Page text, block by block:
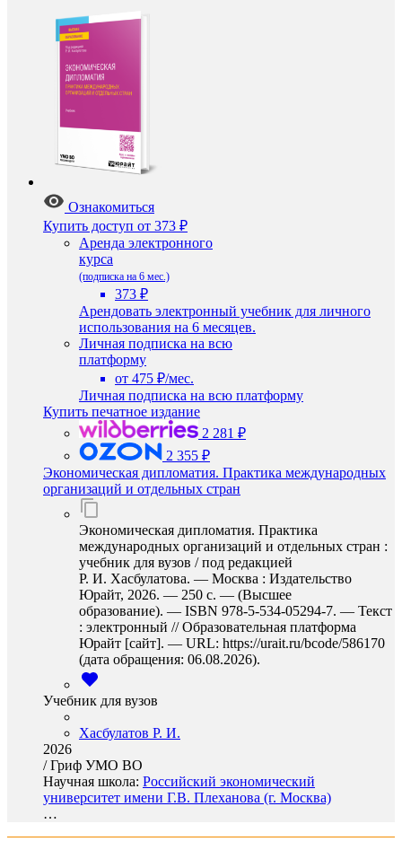
Ознакомиться
Купить доступ от 373 ₽
Аренда электронного
курса
(подписка на 6 мес.)
373 ₽
Арендовать электронный учебник для личного
использования на 6 месяцев.
Личная подписка на всю
платформу
от 475 ₽/мес.
Личная подписка на всю платформу
Купить печатное издание
2 281 ₽
2 355 ₽
Экономическая дипломатия. Практика международных
организаций и отдельных стран
Экономическая дипломатия. Практика
международных организаций и отдельных стран :
учебник для вузов / под редакцией
Р. И. Хасбулатова. — Москва : Издательство
Юрайт, 2026. — 250 с. — (Высшее
образование). — ISBN 978-5-534-05294-7. — Текст
: электронный // Образовательная платформа
Юрайт [сайт]. — URL: https://urait.ru/bcode/586170
(дата обращения: 06.08.2026).
Учебник для вузов
Хасбулатов Р. И.
2026
/Гриф УМО ВО
Научная школа: Российский экономический
университет имени Г.В. Плеханова (г. Москва)
…